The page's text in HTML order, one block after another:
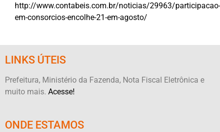
http://www.contabeis.com.br/noticias/29963/participacao-
em-consorcios-encolhe-21-em-agosto/
LINKS ÚTEIS
Prefeitura, Ministério da Fazenda, Nota Fiscal Eletrônica e
muito mais. Acesse!
ONDE ESTAMOS